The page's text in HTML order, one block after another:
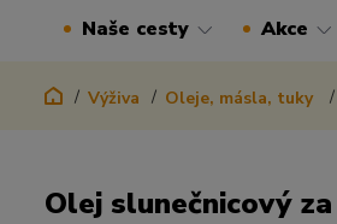
Naše cesty Akce
Výživa Oleje, másla, tuky
Olej slunečnicový